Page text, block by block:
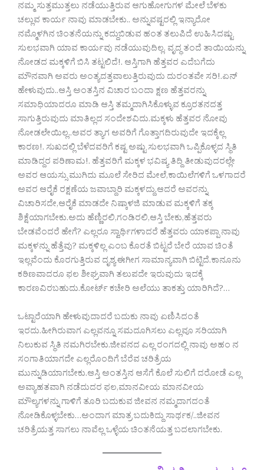
ನಮ್ಮ ಸುತ್ತಮುತ್ತಲು ನಡೆಯುತ್ತಿರುವ ಆಗುಹೋಗುಗಳ ಮೇಲೆ ಬೆಳಕು
ಚಲ್ಲುವ ಕಾರ್ಯ ನಾವು ಮಾಡಬೇಕು.. ಅನ್ನುವಷ್ಟರಲ್ಲಿ ಇನ್ಯಾರೋ
ನಮ್ಮೊಳಗಿನ ಚಿಂತನೆಯನ್ನು ಕದ್ದುಬಿಡುವ ಹಂತ ತಲುಪಿದೆ ಉಹಿಸಿದಷ್ಟು
ಸುಲಭವಾಗಿ ಯಾವ ಕಾರ್ಯವು ನಡೆಯುವುದಿಲ್ಲ. ವೃದ್ಧ ತಂದೆ ತಾಯಿಯನ್ನು
ನೋಡದ ಮಕ್ಕಳಿಗೆ ಬಿಸಿ ತಟ್ಟಲಿದೆ!. ಆಸ್ತಿಗಾಗಿ ಹೆತ್ತವರ ಎದೆಬಗೆದು
ಮೌನವಾಗಿ ಅವರು ಅಂತ್ಯದತ್ತವಾಲುತ್ತಿರುವುದು ದುರಂತವೇ ಸರಿ!.ಏನ್
ಹೇಳುವುದು..ಆಸ್ತಿ ಅಂತಸ್ತಿನ ವಿಚಾರ ಬಂದಾ ಕ್ಷಣ ಹೆತ್ತವರನ್ನು
ಸಮಾಧಿಯಾದರೂ ಮಾಡಿ ಆಸ್ತಿ ತಮ್ಮದಾಗಿಸಿಕೊಳ್ಳುವ ಕ್ರೂರತನದತ್ತ
ಸಾಗುತ್ತಿರುವುದು ಮಾತಿಲ್ಲದ ಸಂದೇಶವಿದು.ಮಕ್ಕಳು ಹೆತ್ತವರ ನೋವು
ನೋಡಲೇಯಿಲ್ಲ..ಅವರ ತ್ಯಾಗ ಅವರಿಗೆ ಗೊತ್ತಾಗದಿರುವುದೇ ಇದಕ್ಕೆಲ್ಲ
ಕಾರಣ!. ಸುಖದಲ್ಲಿ ಬೆಳೆದವರಿಗೆ ಕಷ್ಟ ಅಷ್ಟು ಸುಲಭವಾಗಿ ಒಪ್ಪಿಕೊಳ್ಳದ ಸ್ಥಿತಿ
ಮಾಡಿದ್ದರ ಪರಿಣಾಮ!. ಹೆತ್ತವರಿಗೆ ಮಕ್ಕಳ ಭವಿಷ್ಯ ತಿದ್ದಿ ತೀಡುವುದರಲ್ಲೇ
ಅವರ ಆಯಸ್ಸು ಮುಗಿದು ಮೂಲೆ ಸೇರಿದ ಮೇಲೆ,ಕಾಯಿಲೆಗಳಿಗೆ ಒಳಗಾದರೆ
ಅವರ ಆರೈಕೆ ರಕ್ಷಣೆಯ ಜವಾಬ್ದಾರಿ ಮಕ್ಕಳದ್ದು.ಆದರೆ ಅವರನ್ನು
ವಿಚಾರಿಸದೇ,ಆರೈಕೆ ಮಾಡದೇ ನಿಷ್ಕಾಳಜಿ ಮಾಡುವ ಮಕ್ಕಳಿಗೆ ತಕ್ಕ
ಶಿಕ್ಷೆಯಾಗಬೇಕು.ಅದು ಹೆಣ್ಣಿರಲಿ,ಗಂಡಿರಲಿ,ಆಸ್ತಿ ಬೇಕು,ಹೆತ್ತವರು
ಬೇಡವೆಂದರೆ ಹೇಗೆ? ಎಲ್ಲರೂ ಸ್ವಾರ್ಥಿಗಳಾದರೆ ಹೆತ್ತವರು ಯಾಕಪ್ಪಾ ನಾವು
ಮಕ್ಕಳನ್ನು ಹೆತ್ತೆವು? ಮಕ್ಕಳಿಲ್ಲ ಎಂಬ ಕೊರತೆ ಬಿಟ್ಟರೆ ಬೇರೆ ಯಾವ ಚಿಂತೆ
ಇಲ್ಲವೆಂದು ಕೊರಗುತ್ತಿರುವ ದೃಶ್ಯ ಈಗೀಗ ಸಾಮಾನ್ಯವಾಗಿ ಬಿಟ್ಟಿದೆ.ಕಾನೂನು
ಕಠಿಣವಾದರೂ ಫಲ ಶೀಘ್ರವಾಗಿ ತಲುಪದೇ ಇರುವುದು ಇದಕ್ಕೆ
ಕಾರಣವಿರಬಹುದು.ಕೋರ್ಟ್ ಕಚೇರಿ ಅಲೆಯು ತಾಕತ್ತು ಯಾರಿಗಿದೆ?…
ಒಟ್ಟಾರೆಯಾಗಿ ಹೇಳುವುದಾದರೆ ಬದುಕು ನಾವು ಏಣಿಸಿದಂತೆ
ಇರದು.ಹೀಗಿರುವಾಗ ಎಲ್ಲವನ್ನೂ ಸಮದೂಗಿಸಲು ಎಲ್ಲವೂ ಸರಿಯಾಗಿ
ನಿಲುಕುವ ಸ್ಥಿತಿ ನಮಗಿರಬೇಕು.ಜೀವನದ ಎಲ್ಲ ರಂಗದಲ್ಲಿ ನಾವು ಅಹಂ ನ
ಸಂಗಾತಿಯಾಗದೇ ಎಲ್ಲರೊಂದಿಗೆ ಬೆರೆವ ಚರಿತ್ರೆಯ
ಮುನ್ನುಡಿಯಾಗಬೇಕು.ಆಸ್ತಿ ಅಂತಸ್ತಿನ ಆಸೆಗೆ ಕೊಲೆ ಸುಲಿಗೆ ದರೋಡೆ ಎಲ್ಲ
ಅವ್ಯಾಹತವಾಗಿ ನಡೆದುದರ ಫಲ,ಮಾನವೀಯ ಮಾನವೀಯ
ಮೌಲ್ಯಗಳನ್ನು ಗಾಳಿಗೆ ತೂರಿ ಬದುಕುವ ಜೀವನ ನಮ್ಮದಾಗದಂತೆ
ನೋಡಿಕೊಳ್ಳಬೇಕು…ಅಂದಾಗ ಮಾತ್ರ ಬದುಕಿದ್ದು ಸಾರ್ಥಕ/..ಜೀವನ
ಚರಿತ್ರೆಯತ್ತ ಸಾಗಲು ನಾವೆಲ್ಲ ಒಳ್ಳೆಯ ಚಿಂತನೆಯತ್ತ ಬದಲಾಗಬೇಕು.